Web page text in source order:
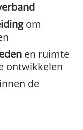
om
en ruimte
ontwikkelen
de